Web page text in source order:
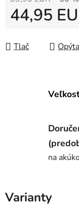
44,95
Tlač
na
Varianty